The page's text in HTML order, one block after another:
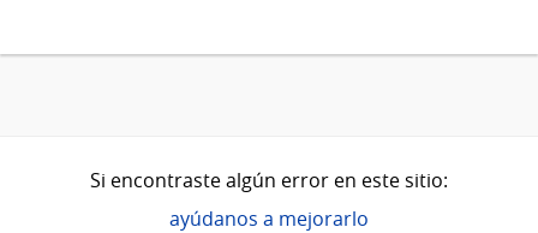
Si encontraste algún error en este sitio:
ayúdanos a mejorarlo